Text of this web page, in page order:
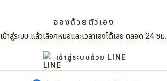
จองด้วยตัวเอง
เข้าสู่ระบบ แล้วเลือกหมอและเวลาเองได้เลย ตลอด 24 ชม.
เข้าสู่ระบบด้วย LINE